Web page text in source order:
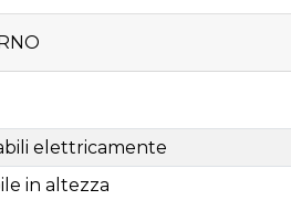
elettricamente
in altezza